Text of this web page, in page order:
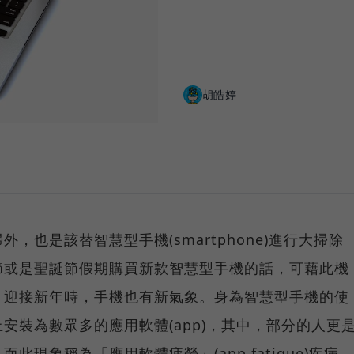
胡皓婷
，也是該替智慧型手機(smartphone)進行大掃除
是聖誕節假期購買新款智慧型手機的話，可藉此機
接新年時，手機也有新氣象。身為智慧型手機的使
裝為數眾多的應用軟體(app)，其中，部分的人更